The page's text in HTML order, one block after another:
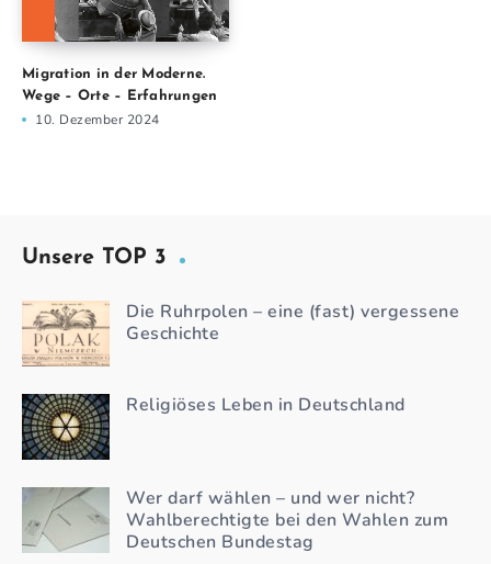
Migration in der Moderne.
Wege – Orte – Erfahrungen
10. Dezember 2024
Unsere TOP 3
Die Ruhrpolen – eine (fast) vergessene
Geschichte
Religiöses Leben in Deutschland
Wer darf wählen – und wer nicht?
Wahlberechtigte bei den Wahlen zum
Deutschen Bundestag